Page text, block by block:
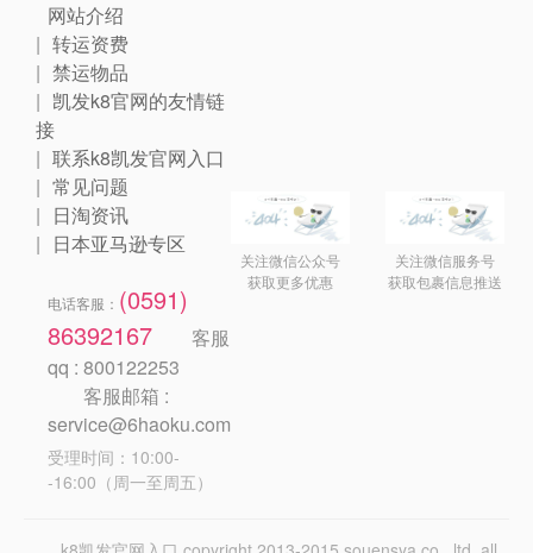
网站介绍
转运资费
禁运物品
凯发k8官网的友情链
接
联系k8凯发官网入口
常见问题
日淘资讯
日本亚马逊专区
电话客服： (0591)
86392167
客服
qq : 800122253
客服邮箱 :
service@6haoku.com
受理时间：10:00-
-16:00（周一至周五）
关注微信公众号
获取更多优惠
关注微信服务号
获取包裹信息推送